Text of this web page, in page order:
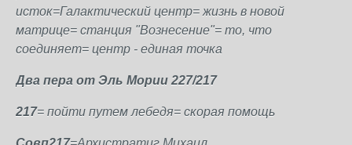
исток=Галактический центр= жизнь в новой
матрице= станция "Вознесение"= то, что
соединяет= центр - единая точка
Два пера от Эль Мории 227/217
217= пойти путем лебедя= скорая помощь